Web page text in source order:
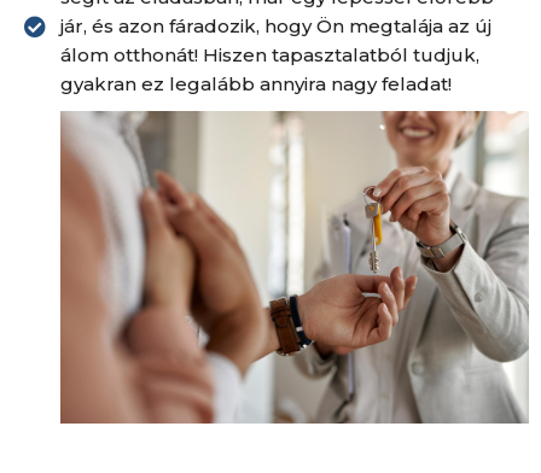
jár, és azon fáradozik, hogy Ön megtalája az új
álom otthonát! Hiszen tapasztalatból tudjuk,
gyakran ez legalább annyira nagy feladat!